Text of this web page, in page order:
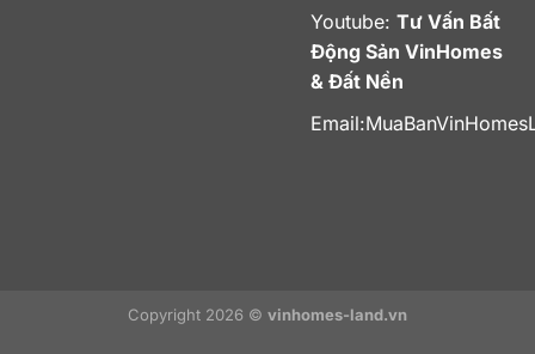
Youtube: Tư Vấn Bất
Động Sản VinHomes
& Đất Nền
Email:
Copyright 2026 © vinhomes-land.vn